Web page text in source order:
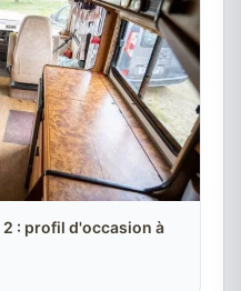
: profil d'occasion à